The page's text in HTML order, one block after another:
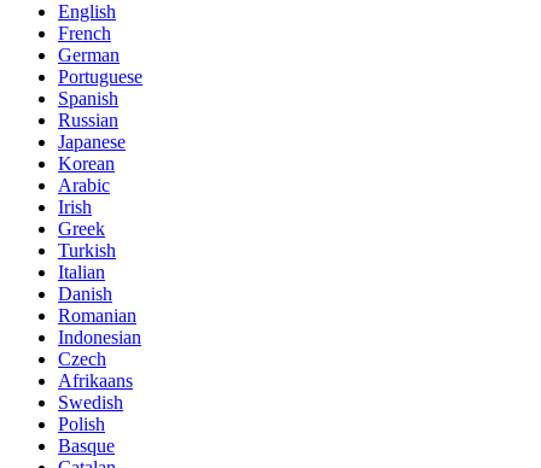
English
French
German
Portuguese
Spanish
Russian
Japanese
Korean
Arabic
Irish
Greek
Turkish
Italian
Danish
Romanian
Indonesian
Czech
Afrikaans
Swedish
Polish
Basque